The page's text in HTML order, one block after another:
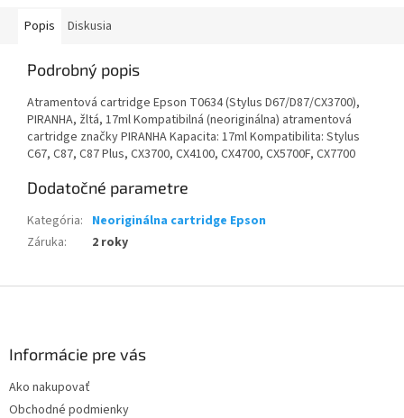
Popis Diskusia
Podrobný popis
Atramentová cartridge Epson T0634 (Stylus D67/D87/CX3700),
PIRANHA, žltá, 17ml Kompatibilná (neoriginálna) atramentová
cartridge značky PIRANHA Kapacita: 17ml Kompatibilita: Stylus
C67, C87, C87 Plus, CX3700, CX4100, CX4700, CX5700F, CX7700
Dodatočné parametre
Kategória: Neoriginálna cartridge Epson
Záruka: 2 roky
Informácie pre vás
Ako nakupovať
Obchodné podmienky